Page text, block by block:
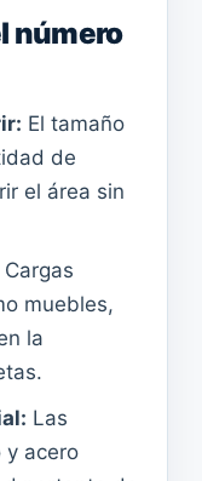
número
El tamaño
de
el área sin
Cargas
muebles,
la
Las
y acero